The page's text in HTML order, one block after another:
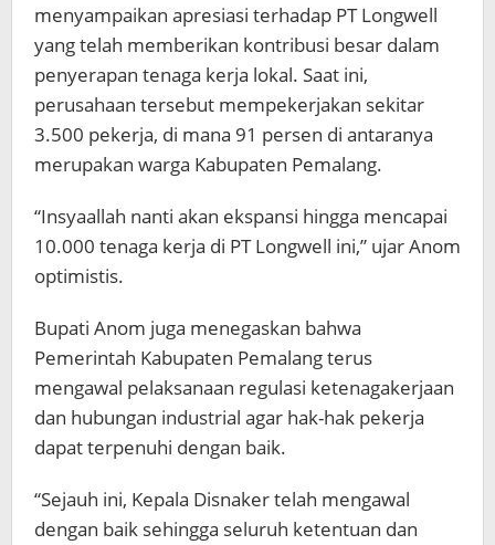
menyampaikan apresiasi terhadap PT Longwell
yang telah memberikan kontribusi besar dalam
penyerapan tenaga kerja lokal. Saat ini,
perusahaan tersebut mempekerjakan sekitar
3.500 pekerja, di mana 91 persen di antaranya
merupakan warga Kabupaten Pemalang.
“Insyaallah nanti akan ekspansi hingga mencapai
10.000 tenaga kerja di PT Longwell ini,” ujar Anom
optimistis.
Bupati Anom juga menegaskan bahwa
Pemerintah Kabupaten Pemalang terus
mengawal pelaksanaan regulasi ketenagakerjaan
dan hubungan industrial agar hak-hak pekerja
dapat terpenuhi dengan baik.
“Sejauh ini, Kepala Disnaker telah mengawal
dengan baik sehingga seluruh ketentuan dan